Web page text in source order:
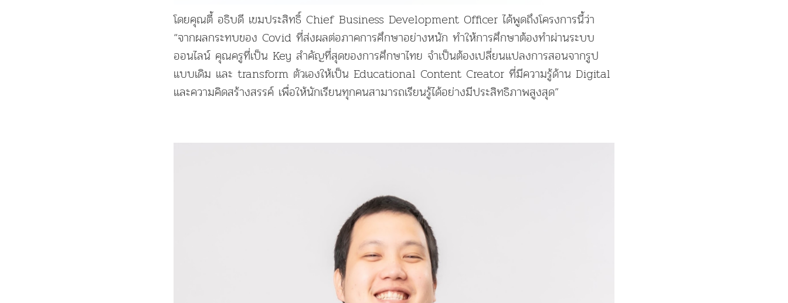
โดยคุณตี้ อธิบดี เขมประสิทธิ์ Chief Business Development Officer ได้พูดถึงโครงการนี้ว่า
“จากผลกระทบของ Covid ที่ส่งผลต่อภาคการศึกษาอย่างหนัก ทำให้การศึกษาต้องทำผ่านระบบ
ออนไลน์ คุณครูที่เป็น Key สำคัญที่สุดของการศึกษาไทย จำเป็นต้องเปลี่ยนแปลงการสอนจากรูป
แบบเดิม และ transform ตัวเองให้เป็น Educational Content Creator ที่มีความรู้ด้าน Digital
และความคิดสร้างสรรค์ เพื่อให้นักเรียนทุกคนสามารถเรียนรู้ได้อย่างมีประสิทธิภาพสูงสุด”